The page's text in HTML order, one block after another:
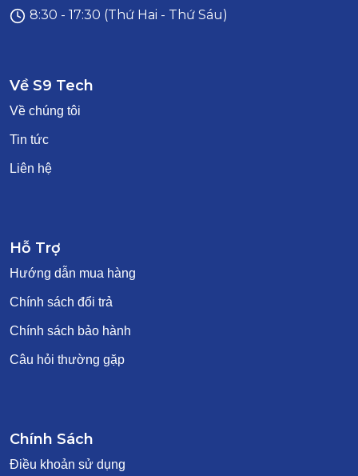
8:30 - 17:30 (Thứ Hai - Thứ Sáu)
Về S9 Tech
Về chúng tôi
Tin tức
Liên hệ
Hỗ Trợ
Hướng dẫn mua hàng
Chính sách đổi trả
Chính sách bảo hành
Câu hỏi thường gặp
Chính Sách
Điều khoản sử dụng